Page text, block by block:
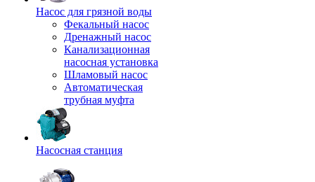
Насос для грязной воды
Фекальный насос
Дренажный насос
Канализационная
насосная установка
Шламовый насос
Автоматическая
трубная муфта
Насосная станция